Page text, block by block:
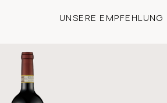
UNSERE EMPFEHLUNG